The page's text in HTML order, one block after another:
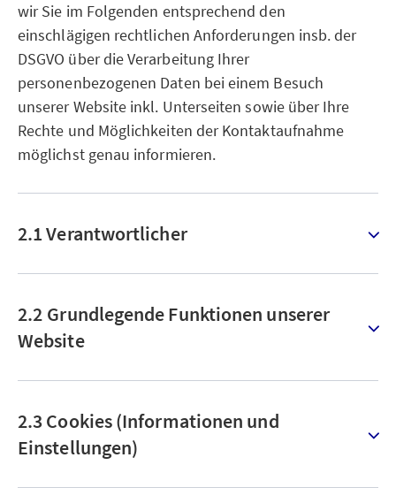
wir Sie im Folgenden entsprechend den
einschlägigen rechtlichen Anforderungen insb. der
DSGVO über die Verarbeitung Ihrer
personenbezogenen Daten bei einem Besuch
unserer Website inkl. Unterseiten sowie über Ihre
Rechte und Möglichkeiten der Kontaktaufnahme
möglichst genau informieren.
2.1 Verantwortlicher
2.2 Grundlegende Funktionen unserer
Website
2.3 Cookies (Informationen und
Einstellungen)